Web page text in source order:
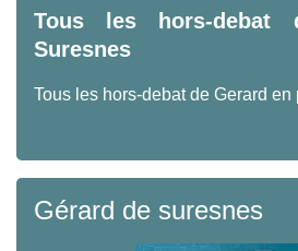
Tous les hors-debat
Suresnes
Tous les hors-debat de Gerard en
Gérard de suresnes